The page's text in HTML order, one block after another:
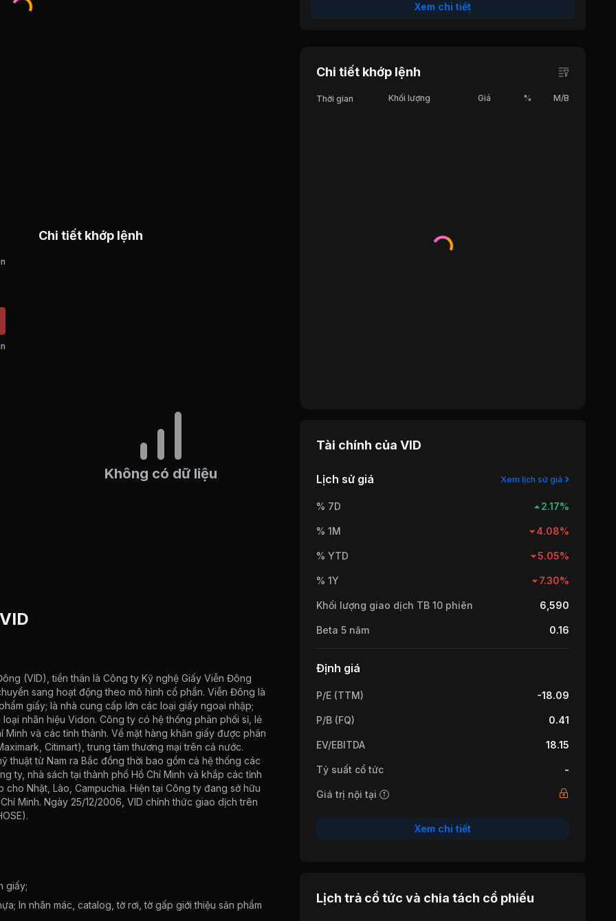
Chi tiết khớp lệnh
Không có dữ liệu
(VID), tiền thân là Công ty Kỹ nghệ Giấy Viễn Đông
sang hoạt động theo mô hình cổ phần. Viễn Đông là
giấy; là nhà cung cấp lớn các loại giấy ngoại nhập;
nhãn hiệu Vidon. Công ty có hệ thống phân phối sỉ, lẻ
và các tỉnh thành. Về mặt hàng khăn giấy được phân
Citimart), trung tâm thương mại trên cả nước.
thuật từ Nam ra Bắc đồng thời bao gồm cả hệ thống các
ty, nhà sách tại thành phố Hồ Chí Minh và khắp các tỉnh
Nhật, Lào, Campuchia. Hiện tại Công ty đang sở hữu
Minh. Ngày 25/12/2006, VID chính thức giao dịch trên
giấy;
In nhãn mác, catalog, tờ rơi, tờ gấp giới thiệu sản phẩm
Xem chi tiết
Chi tiết khớp lệnh
Thời gian Khối lượng Giá % M/B
Tài chính của VID
Lịch sử giá Xem lịch sử giá
% 7D 2.17%
% 1M 4.08%
% YTD 5.05%
% 1Y 7.30%
Khối lượng giao dịch TB 10 phiên 6,590
Beta 5 năm 0.16
Định giá
P/E (TTM) -18.09
P/B (FQ) 0.41
EV/EBITDA 18.15
Tỷ suất cổ tức -
Giá trị nội tại
Xem chi tiết
Lịch trả cổ tức và chia tách cổ phiếu